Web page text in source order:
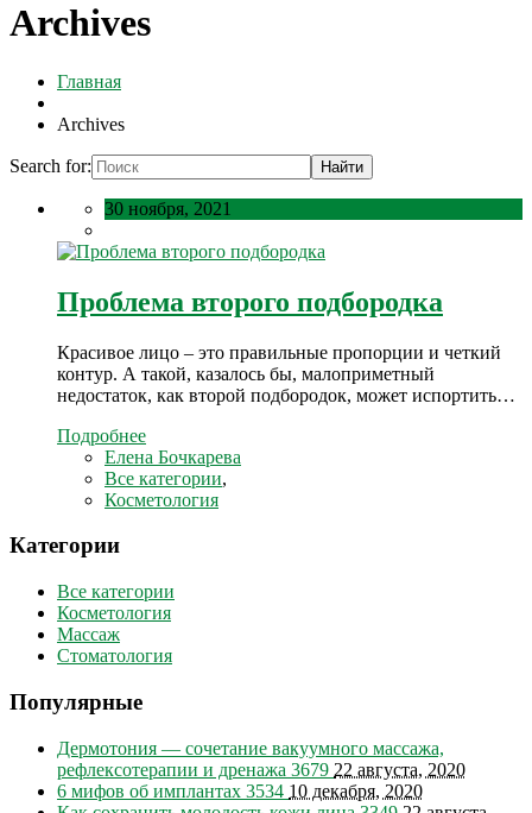
Archives
Главная
Archives
Search for:
30 ноября, 2021
Проблема второго подбородка
Красивое лицо – это правильные пропорции и четкий
контур. А такой, казалось бы, малоприметный
недостаток, как второй подбородок, может испортить…
Подробнее
Елена Бочкарева
Все категории,
Косметология
Категории
Все категории
Косметология
Массаж
Стоматология
Популярные
Дермотония — сочетание вакуумного массажа,
рефлексотерапии и дренажа 3679 22 августа, 2020
6 мифов об имплантах 3534 10 декабря, 2020